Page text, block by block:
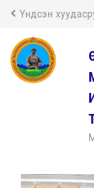
Үндсэн
ЭРХЭМ